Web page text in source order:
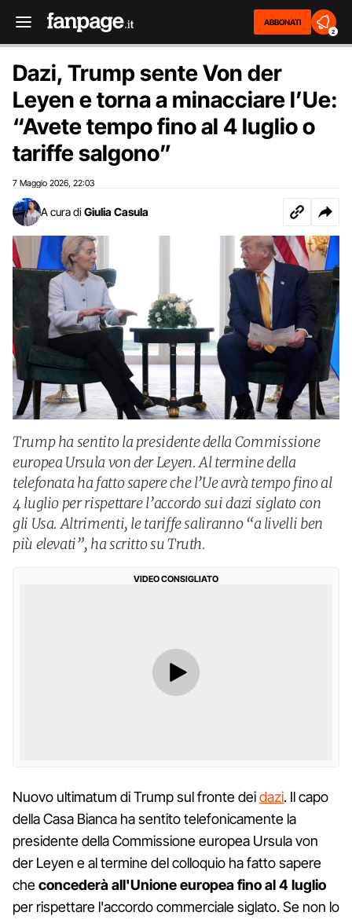
ABBONATI
2
Dazi, Trump sente Von der
Leyen e torna a minacciare l’Ue:
“Avete tempo fino al 4 luglio o
tariffe salgono”
7 Maggio 2026 22:03
A cura di Giulia Casula
Trump ha sentito la presidente della Commissione
europea Ursula von der Leyen. Al termine della
telefonata ha fatto sapere che l’Ue avrà tempo fino al
4 luglio per rispettare l’accordo sui dazi siglato con
gli Usa. Altrimenti, le tariffe saliranno “a livelli ben
più elevati”, ha scritto su Truth.
VIDEO CONSIGLIATO
Nuovo ultimatum di Trump sul fronte deidazi. Il capo
della Casa Bianca ha sentito telefonicamente la
presidente della Commissione europea Ursula von
der Leyen e al termine del colloquio ha fatto sapere
checoncederà all'Unione europea fino al 4 luglio
per rispettare l'accordo commerciale siglato. Se non lo